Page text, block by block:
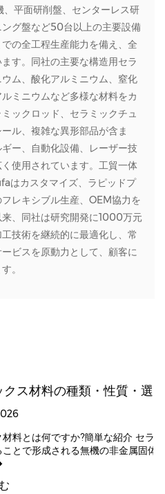
平面研削盤、センターレス研
グ盤など50台以上の主要設備
の全工程生産能力を備え、全
す。同社の主要な構造用セラ
ム、酸化アルミニウム、窒化
ミニウムなど多様な材料をカ
ックロッド、セラミックチュ
ル、複雑な異形部品が含ま
ー、自動化設備、レーザー技
使用されています。工貿一体
はカスタマイズ、ラピッドプ
レキシブル生産、OEM協力を
、同社は研究開発に1000万元
技術を継続的に最適化し、常
ビスを原動力として、顧客に
。
類・性質・選び方
セラミック材料は、
無機の非金属固体です。このプ